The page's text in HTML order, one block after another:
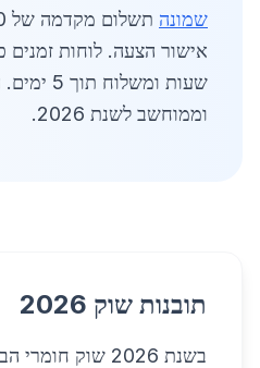
שמונה
שעות
וממוחשב לשנת 2026.
תובנות שוק 2026
בשנת 2026 שוק